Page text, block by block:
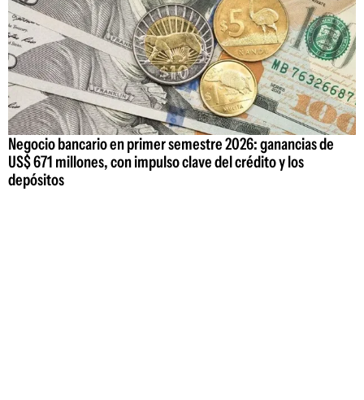
Negocio bancario en primer semestre 2026: ganancias de
US$ 671 millones, con impulso clave del crédito y los
depósitos